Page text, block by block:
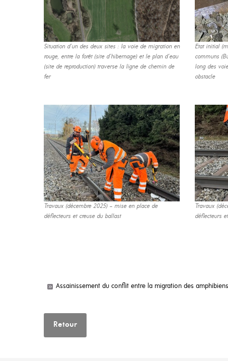
Situation d’un des deux sites : la voie de migration en
rouge, entre la forêt (site d’hibernage) et le plan d’eau
(site de reproduction) traverse la ligne de chemin de
fer
Etat initial
communs
long des
obstacle
Travaux (décembre 2025) – mise en place de
déflecteurs et creuse du ballast
Travaux
déflecteurs
Assainissement du conflit entre la migration des
Retour